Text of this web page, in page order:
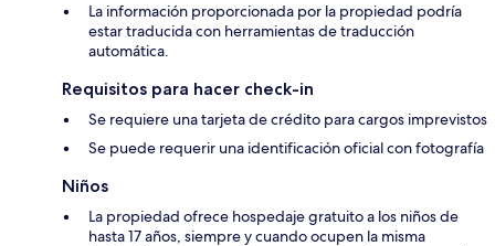
La información proporcionada por la propiedad podría
estar traducida con herramientas de traducción
automática.
Requisitos para hacer check-in
Se requiere una tarjeta de crédito para cargos imprevistos
Se puede requerir una identificación oficial con fotografía
Niños
La propiedad ofrece hospedaje gratuito a los niños de
hasta 17 años, siempre y cuando ocupen la misma